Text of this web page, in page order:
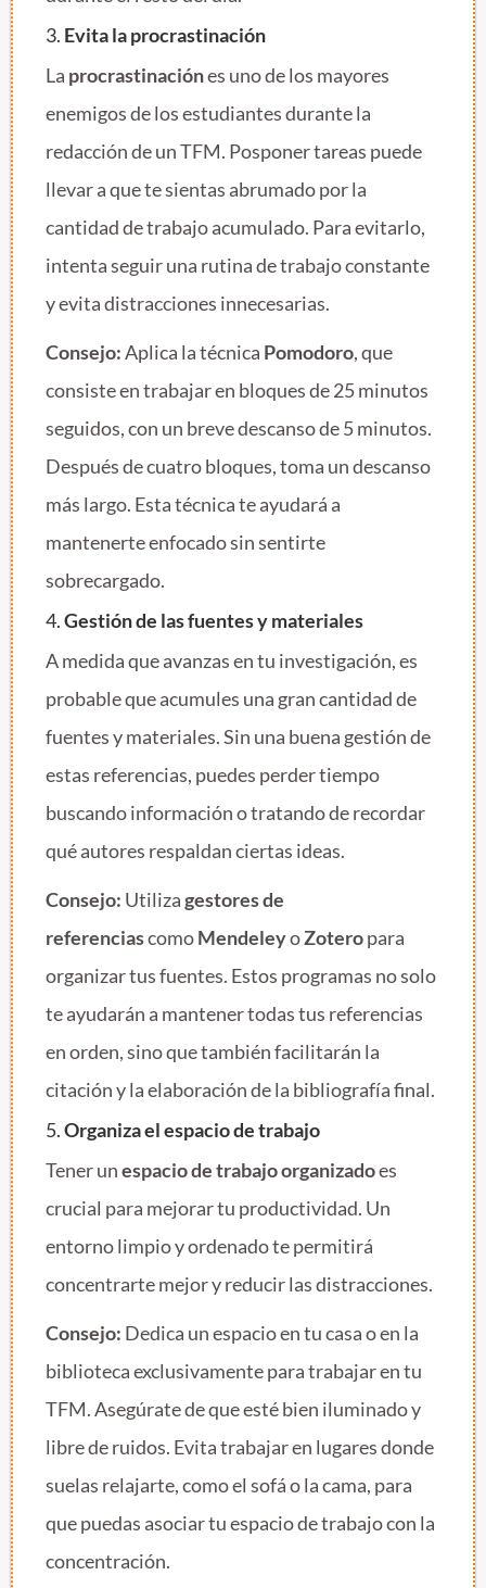
3. Evita la procrastinación
La procrastinaciónes uno de los mayores
enemigos de los estudiantes durante la
redacción de un TFM. Posponer tareas puede
llevar a que te sientas abrumado por la
cantidad de trabajo acumulado. Para evitarlo,
intenta seguir una rutina de trabajo constante
y evita distracciones innecesarias.
Consejo:Aplica la técnica Pomodoro, que
consiste en trabajar en bloques de 25 minutos
seguidos, con un breve descanso de 5 minutos.
Después de cuatro bloques, toma un descanso
más largo. Esta técnica te ayudará a
mantenerte enfocado sin sentirte
sobrecargado.
4.Gestión de las fuentes y materiales
A medida que avanzas en tu investigación, es
probable que acumules una gran cantidad de
fuentes y materiales. Sin una buena gestión de
estas referencias, puedes perder tiempo
buscando información o tratando de recordar
qué autores respaldan ciertas ideas.
Consejo: Utilizagestores de
referenciascomoMendeleyoZoteropara
organizar tus fuentes. Estos programas no solo
te ayudarán a mantener todas tus referencias
en orden, sino que también facilitarán la
citación y la elaboración de la bibliografía final.
5.Organiza el espacio de trabajo
Tener unespacio de trabajo organizadoes
crucial para mejorar tu productividad. Un
entorno limpio y ordenado te permitirá
concentrarte mejor y reducir las distracciones.
Consejo: Dedica un espacio en tu casa o en la
biblioteca exclusivamente para trabajar en tu
TFM. Asegúrate de que esté bien iluminado y
libre de ruidos. Evita trabajar en lugares donde
suelas relajarte, como el sofá o la cama, para
que puedas asociar tu espacio de trabajo con la
concentración.